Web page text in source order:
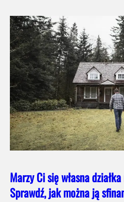
Marzy Ci się własna
Sprawdź, jak można ją